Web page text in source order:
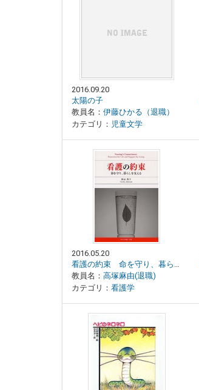
2016.09.20
太陽の子
教員名： 伊藤ひかる（退職）
カテゴリ： 児童文学
2016.05.20
教員名： 高塚麻由(退職)
カテゴリ： 看護学